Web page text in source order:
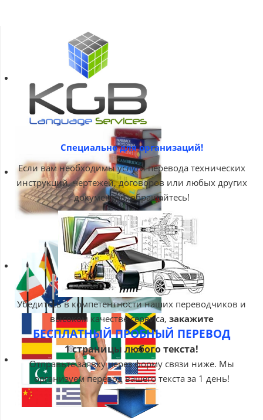
Специально для организаций!
Если вам необходимы услуги перевода технических
инструкций, чертежей, договоров или любых других
документов, обращайтесь!
Убедитесь в компетентности наших переводчиков и
высоком качестве сервиса, закажите
БЕСПЛАТНЫЙ ПРОБНЫЙ ПЕРЕВОД
1 страницы любого текста!
Отправьте заявку через форму связи ниже. Мы
организуем перевод вашего текста за 1 день!